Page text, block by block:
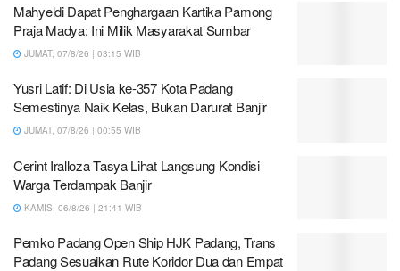
Mahyeldi Dapat Penghargaan Kartika Pamong
Praja Madya: Ini Milik Masyarakat Sumbar
JUMAT, 07/8/26 | 03:15 WIB
Yusri Latif: Di Usia ke-357 Kota Padang
Semestinya Naik Kelas, Bukan Darurat Banjir
JUMAT, 07/8/26 | 00:55 WIB
Cerint Iralloza Tasya Lihat Langsung Kondisi
Warga Terdampak Banjir
KAMIS, 06/8/26 | 21:41 WIB
Pemko Padang Open Ship HJK Padang, Trans
Padang Sesuaikan Rute Koridor Dua dan Empat